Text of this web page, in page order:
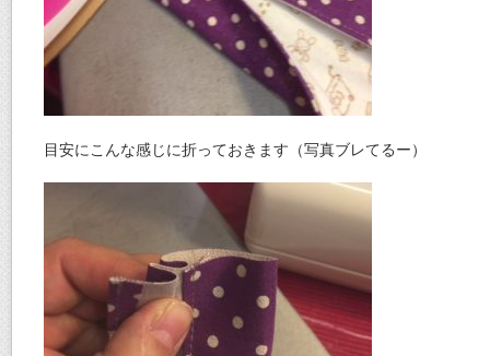
目安にこんな感じに折っておきます（写真ブレてるー）